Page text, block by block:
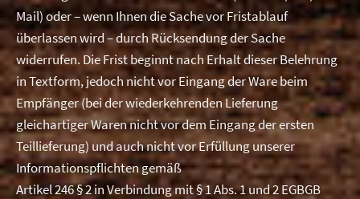
Mail) oder – wenn Ihnen die Sache vor Fristablauf
überlassen wird – durch Rücksendung der Sache
widerrufen. Die Frist beginnt nach Erhalt dieser Belehrung
in Textform, jedoch nicht vor Eingang der Ware beim
Empfänger (bei der wiederkehrenden Lieferung
gleichartiger Waren nicht vor dem Eingang der ersten
Teillieferung) und auch nicht vor Erfüllung unserer
Informationspflichten gemäß
Artikel 246 § 2 in Verbindung mit § 1 Abs. 1 und 2 EGBGB